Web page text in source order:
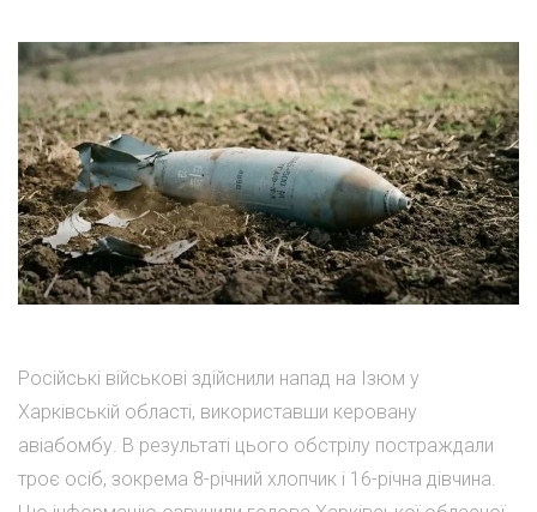
Російські військові здійснили напад на Ізюм у
Харківській області, використавши керовану
авіабомбу. В результаті цього обстрілу постраждали
троє осіб, зокрема 8-річний хлопчик і 16-річна дівчина.